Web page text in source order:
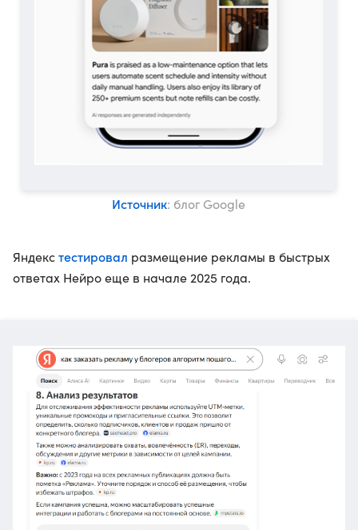
Источник: блог Google
Яндекстестировал размещение рекламы в быстрых
ответах Нейро еще в начале 2025 года.